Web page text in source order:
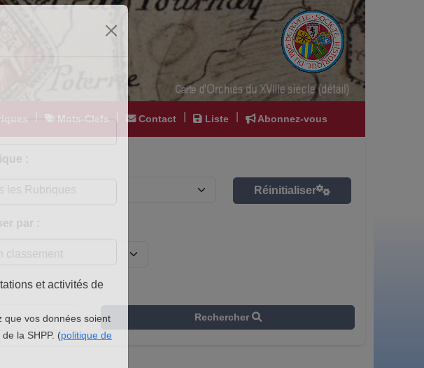
Mots-Clefs Contact Liste Abonnez-vous
:
Réinitialiser
par :
Rechercher
et activités de
que vos données soient
la SHPP. (